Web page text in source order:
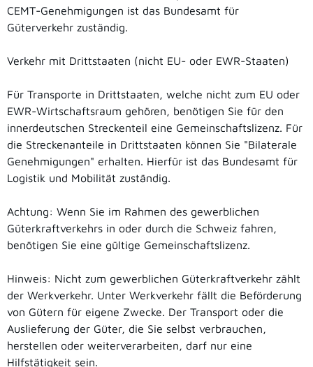
CEMT-Genehmigungen ist das Bundesamt für
Güterverkehr zuständig.
Verkehr mit Drittstaaten (nicht EU- oder EWR-Staaten)
Für Transporte in Drittstaaten, welche nicht zum EU oder
EWR-Wirtschaftsraum gehören, benötigen Sie für den
innerdeutschen Streckenteil eine Gemeinschaftslizenz. Für
die Streckenanteile in Drittstaaten können Sie "Bilaterale
Genehmigungen" erhalten. Hierfür ist das Bundesamt für
Logistik und Mobilität zuständig.
Achtung: Wenn Sie im Rahmen des gewerblichen
Güterkraftverkehrs in oder durch die Schweiz fahren,
benötigen Sie eine gültige Gemeinschaftslizenz.
Hinweis: Nicht zum gewerblichen Güterkraftverkehr zählt
der Werkverkehr. Unter Werkverkehr fällt die Beförderung
von Gütern für eigene Zwecke. Der Transport oder die
Auslieferung der Güter, die Sie selbst verbrauchen,
herstellen oder weiterverarbeiten, darf nur eine
Hilfstätigkeit sein.